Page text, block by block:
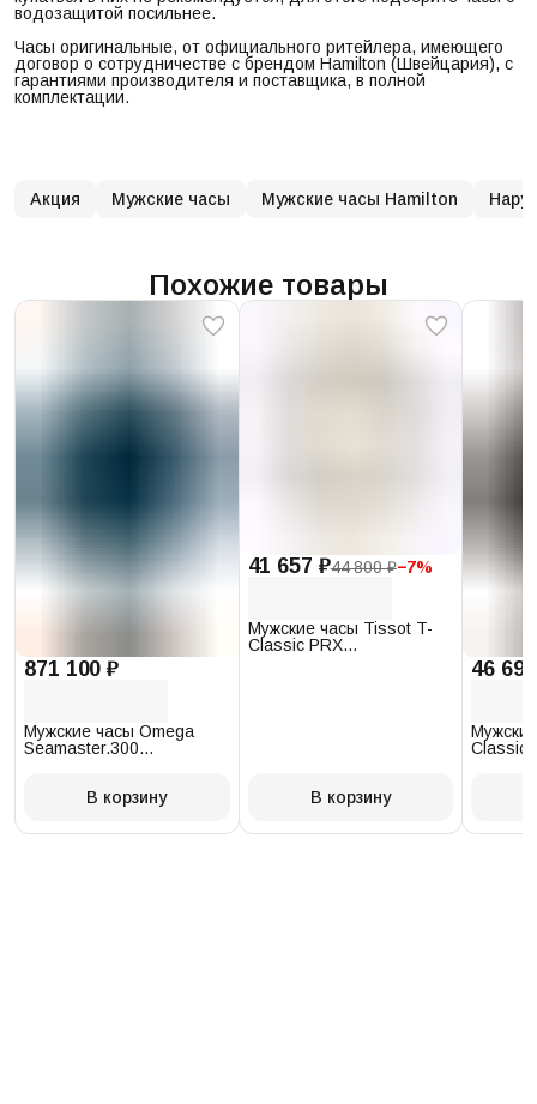
водозащитой посильнее.
Часы оригинальные, от официального ритейлера, имеющего
договор о сотрудничестве с брендом Hamilton (Швейцария), с
гарантиями производителя и поставщика, в полной
комплектации.
Акция Мужские часы Мужские часы Hamilton
Похожие товары
871 100 ₽
Мужские часы Omega
Seamaster.300
В корзину
41 657 ₽44 800 ₽−7%
Мужские часы Tissot T-
Classic PRX
В корзину
46
Classic